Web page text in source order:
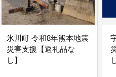
氷川町 令和8年熊本地震
災害支援【返礼品な
し】